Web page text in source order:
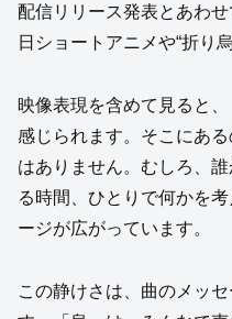
配信リリース発表とあわ
日ショートアニメや“折り
映像表現を含めて見ると
感じられます。そこにあ
はありません。むしろ、
る時間、ひとりで何かを
ージが広がっています。
この静けさは、曲のメッ